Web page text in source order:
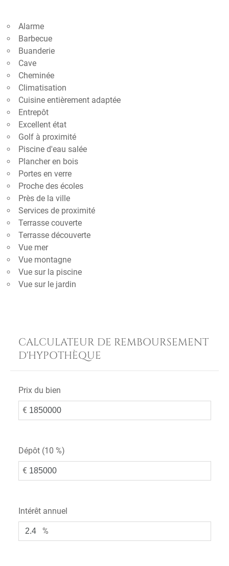
Alarme
Barbecue
Buanderie
Cave
Cheminée
Climatisation
Cuisine entièrement adaptée
Entrepôt
Excellent état
Golf à proximité
Piscine d'eau salée
Plancher en bois
Portes en verre
Proche des écoles
Près de la ville
Services de proximité
Terrasse couverte
Terrasse découverte
Vue mer
Vue montagne
Vue sur la piscine
Vue sur le jardin
CALCULATEUR DE REMBOURSEMENT
D'HYPOTHÈQUE
Prix du bien
€
Dépôt (10 %)
€
Intérêt annuel
%